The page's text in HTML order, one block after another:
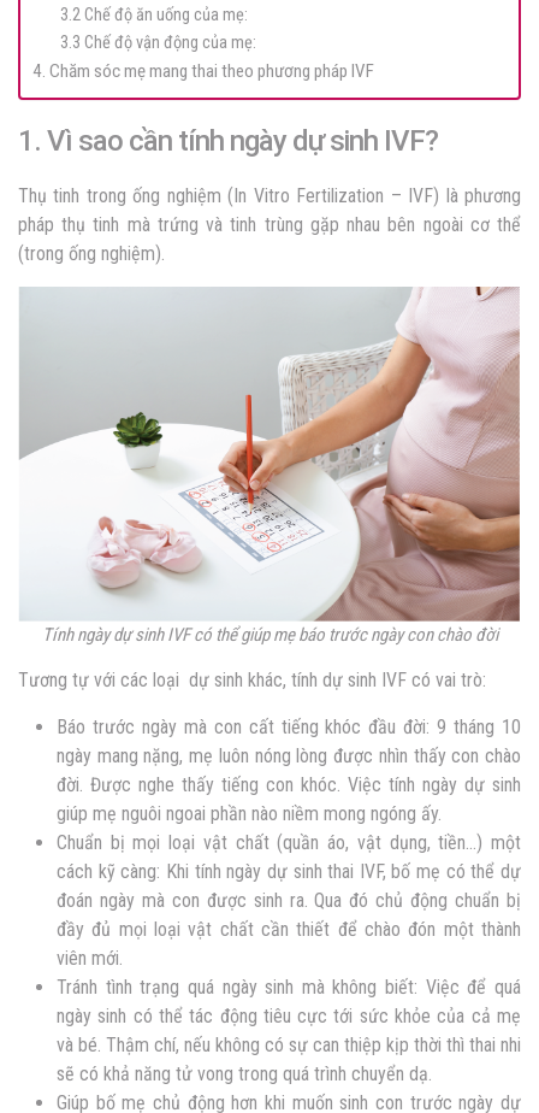
3.2 Chế độ ăn uống của mẹ:
3.3 Chế độ vận động của mẹ:
4. Chăm sóc mẹ mang thai theo phương pháp IVF
1. Vì sao cần tính ngày dự sinh IVF?
Thụ tinh trong ống nghiệm (In Vitro Fertilization – IVF) là phương
pháp thụ tinh mà trứng và tinh trùng gặp nhau bên ngoài cơ thể
(trong ống nghiệm).
Tính ngày dự sinh IVF có thể giúp mẹ báo trước ngày con chào đời
Tương tự với các loại dự sinh khác, tính dự sinh IVF có vai trò:
Báo trước ngày mà con cất tiếng khóc đầu đời:9 tháng 10
ngày mang nặng, mẹ luôn nóng lòng được nhìn thấy con chào
đời. Được nghe thấy tiếng con khóc. Việc tính ngày dự sinh
giúp mẹ nguôi ngoai phần nào niềm mong ngóng ấy.
Chuẩn bị mọi loại vật chất (quần áo, vật dụng, tiền…) một
cách kỹ càng: Khi tính ngày dự sinh thai IVF,bố mẹ có thể dự
đoán ngày mà con được sinh ra. Qua đó chủ động chuẩn bị
đầy đủ mọi loại vật chất cần thiết để chào đón một thành
viên mới.
Tránh tình trạng quá ngày sinh mà không biết: Việc để quá
ngày sinh có thể tác động tiêu cực tới sức khỏe của cả mẹ
và bé. Thậm chí, nếu không có sự can thiệp kịp thời thì thai nhi
sẽ có khả năng tử vong trong quá trình chuyển dạ.
Giúp bố mẹ chủ động hơn khi muốn sinh con trước ngày dự